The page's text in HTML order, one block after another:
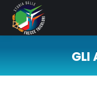
GLI